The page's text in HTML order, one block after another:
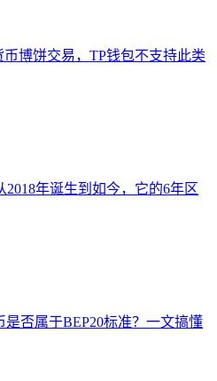
博饼交易，TP钱包不支持此类
2018年诞生到如今，它的6年区
是否属于BEP20标准？一文搞懂